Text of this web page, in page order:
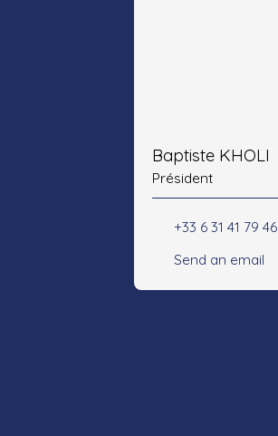
Baptiste KHOLI
Président
+33 6 31 41 79 46
Send an email